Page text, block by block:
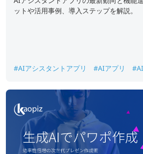
ットや活用事例、導入ステップを解説。
#AIアシスタントアプリ #AIアプリ